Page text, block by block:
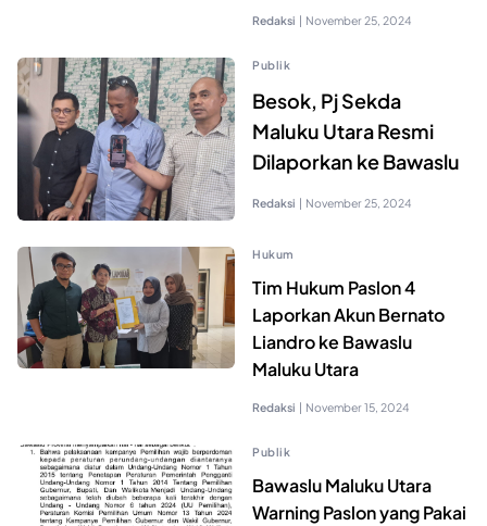
Redaksi | November 25, 2024
Publik
Besok, Pj Sekda
Maluku Utara Resmi
Dilaporkan ke Bawaslu
Redaksi | November 25, 2024
Hukum
Tim Hukum Paslon 4
Laporkan Akun Bernato
Liandro ke Bawaslu
Maluku Utara
Redaksi | November 15, 2024
Publik
Bawaslu Maluku Utara
Warning Paslon yang Pakai